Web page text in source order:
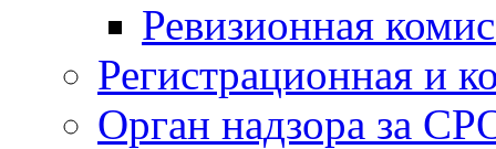
Ревизионная
Регистрационная и
Орган надзора за